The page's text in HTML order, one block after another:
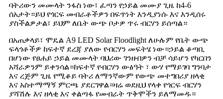
ባትሪውን መሙላት ንፋስ ነው፣ ፈጣን የኃይል መሙያ ጊዜ ከ4-6
ሰአታት።ይህ የጎርፍ መብራቶችዎን በፍጥነት እንዲያነሱ እና እንዲሰሩ
ያስችልዎታል፣ ይህም ለቤት ውጭ ቦታዎ ጥሩ ብርሃን ይሰጣል።
በአጠቃላይ፣ ሞዴል A9 LED Solar Floodlight ለሁሉም የቤት ውጭ
ፍላጎቶችዎ ከፍተኛ ደረጃ ያለው የብርሃን መፍትሄ ነው።ኃይል ቆጣቢ
በሆነው የፀሐይ ኃይል መሙላት ባህሪው ገንዘብዎን ብቻ ሳይሆን የካርበን
አሻራዎንም ይቀንሳል።ከፍተኛ የብርሃን ውፅዓት ፣ ውሃ የማይገባ ግንባታ
እና ረጅም ጊዜ የሚቆይ ባትሪ ለማንኛውም የውጭ መተግበሪያ ዘላቂ
እና አስተማማኝ ምርጫ ያደርገዋል።ዛሬ ወደዚህ የላቀ የጎርፍ ብርሃን
ያሻሽሉ እና ዘላቂ እና ቀልጣፋ የመብራት ጥቅሞችን ይለማመዱ።